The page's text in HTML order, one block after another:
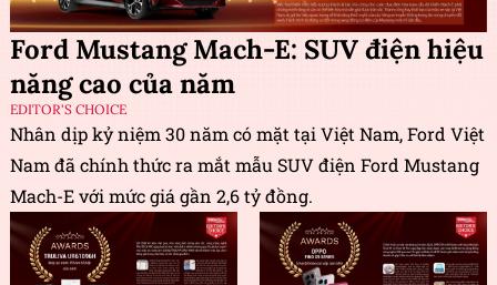
Ford Mustang Mach-E: SUV điện hiệu
năng cao của năm
EDITOR'S CHOICE
Nhân dịp kỷ niệm 30 năm có mặt tại Việt Nam, Ford Việt
Nam đã chính thức ra mắt mẫu SUV điện Ford Mustang
Mach-E với mức giá gần 2,6 tỷ đồng.